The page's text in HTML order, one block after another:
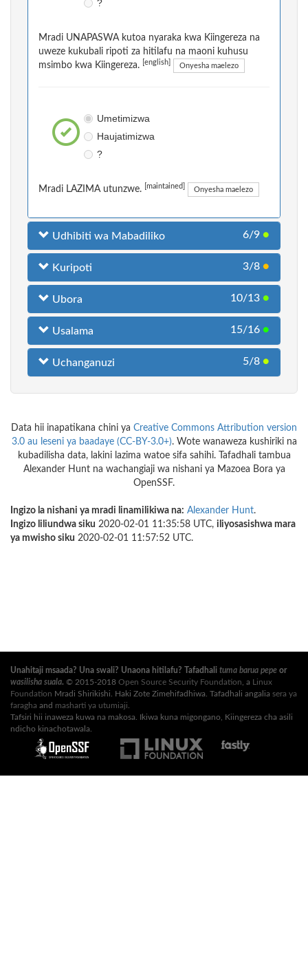
?
Mradi UNAPASWA kutoa nyaraka kwa Kiingereza na
uweze kukubali ripoti za hitilafu na maoni kuhusu
msimbo kwa Kiingereza.
[english] Onyesha maelezo
Umetimizwa
Haujatimizwa
?
Mradi LAZIMA utunzwe. [maintained] Onyesha maelezo
Udhibiti wa Mabadiliko 6/9 ●
Kuripoti 3/8 ●
Ubora 10/13 ●
Usalama 15/16 ●
Uchanganuzi 5/8 ●
Data hii inapatikana chini ya Creative Commons Attribution version
3.0 au leseni ya baadaye (CC-BY-3.0+). Wote wanaweza kushiriki na
kubadilisha data, lakini lazima watoe sifa sahihi. Tafadhali tambua
Alexander Hunt na wachangiaji wa nishani ya Mazoea Bora ya
OpenSSF.
Ingizo la nishani ya mradi linamilikiwa na: Alexander Hunt.
Ingizo liliundwa siku 2020-02-01 11:35:58 UTC, iliyosasishwa mara
ya mwisho siku 2020-02-01 11:57:52 UTC.
Unahitaji msaada? Una swali? Unaona hitilafu? Tafadhali tuma barua pepe or
wasilisha suala. © 2015-2018 Open Source Security Foundation , a Linux
Foundation Mradi Shirikishi. Haki Zote Zimehifadhiwa. Tafadhali angalia sera ya
faragha and masharti ya utumiaji
Tafsiri hii inaweza kuwa na makosa. Ikiwa kuna migongano, Kiingereza cha asili
ndicho kinachotawala.